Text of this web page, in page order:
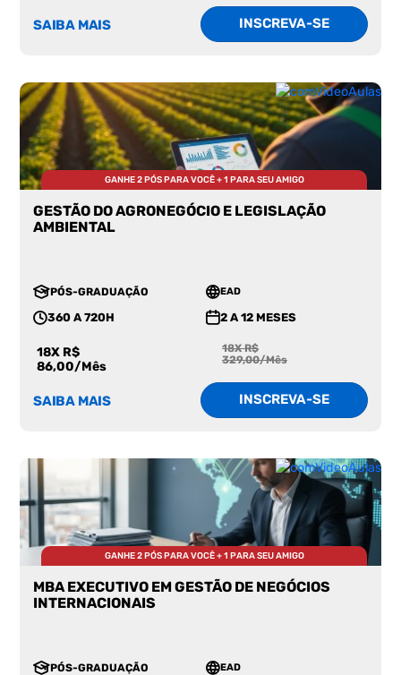
SAIBA MAIS INSCREVA-SE
GANHE 2 PÓS PARA VOCÊ + 1 PARA SEU AMIGO
GESTÃO DO AGRONEGÓCIO E LEGISLAÇÃO
AMBIENTAL
PÓS-GRADUAÇÃO EAD
360 A 720H 2 A 12 MESES
18X R$
86,00/Mês
18X R$
329,00/Mês
SAIBA MAIS INSCREVA-SE
GANHE 2 PÓS PARA VOCÊ + 1 PARA SEU AMIGO
MBA EXECUTIVO EM GESTÃO DE NEGÓCIOS
INTERNACIONAIS
PÓS-GRADUAÇÃO EAD